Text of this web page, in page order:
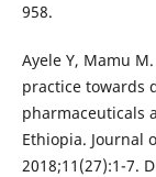
958.
Ayele Y, Mamu
practice towards
pharmaceuticals
Ethiopia. Journal
2018;11(27):1-7.